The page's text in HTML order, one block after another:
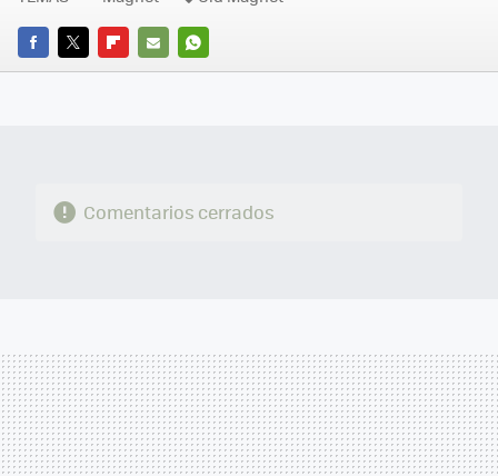
FACEBOOK
TWITTERFLIPBOARD
E-
WHATSAPP
Comentarios cerrados